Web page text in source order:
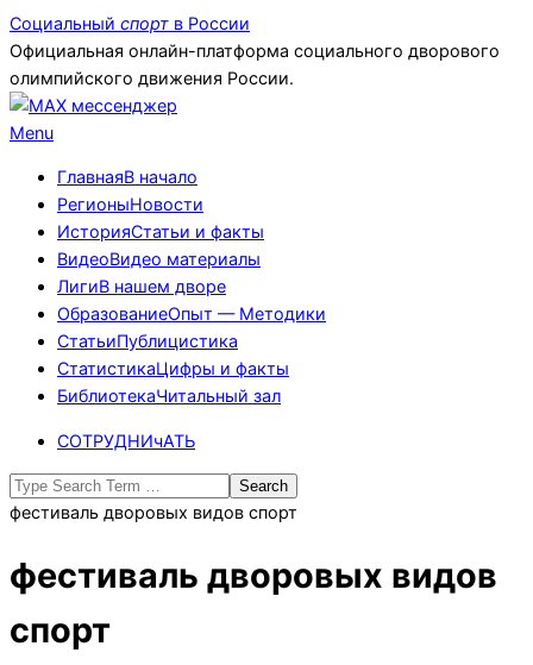
Skip
to
content
Социальный спорт в России
Официальная онлайн-платформа социального дворового
олимпийского движения России.
Primary
Menu
Menu
ГлавнаяВ начало
РегионыНовости
ИсторияСтатьи и факты
ВидеоВидео материалы
ЛигиВ нашем дворе
ОбразованиеОпыт — Методики
СтатьиПублицистика
СтатистикаЦифры и факты
БиблиотекаЧитальный зал
СОТРУДНИчАТЬ
Search
фестиваль дворовых видов спорт
фестиваль дворовых видов
спорт